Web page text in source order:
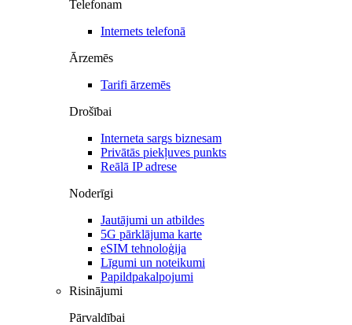
Telefonam
Internets telefonā
Ārzemēs
Tarifi ārzemēs
Drošībai
Interneta sargs biznesam
Privātās piekļuves punkts
Reālā IP adrese
Noderīgi
Jautājumi un atbildes
5G pārklājuma karte
eSIM tehnoloģija
Līgumi un noteikumi
Papildpakalpojumi
Risinājumi
Pārvaldībai